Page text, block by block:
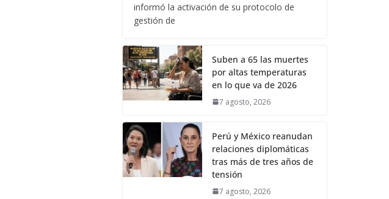
informó la activación de su protocolo de
gestión de
Suben a 65 las muertes
por altas temperaturas
en lo que va de 2026
7 agosto, 2026
Perú y México reanudan
relaciones diplomáticas
tras más de tres años de
tensión
7 agosto, 2026